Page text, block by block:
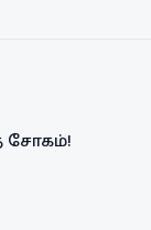
சோகம்!